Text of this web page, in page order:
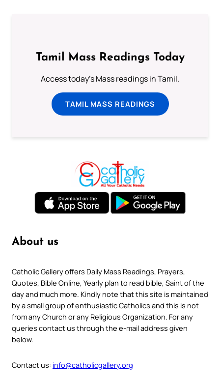
Tamil Mass Readings Today
Access today's Mass readings in Tamil.
TAMIL MASS READINGS
About us
Catholic Gallery offers Daily Mass Readings, Prayers,
Quotes, Bible Online, Yearly plan to read bible, Saint of the
day and much more. Kindly note that this site is maintained
by a small group of enthusiastic Catholics and this is not
from any Church or any Religious Organization. For any
queries contact us through the e-mail address given
below.
Contact us: info@catholicgallery.org